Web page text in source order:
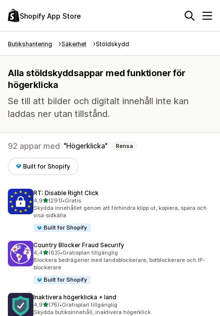
Shopify App Store
Butikshantering Säkerhet Stöldskydd
Alla stöldskyddsappar med funktioner för
högerklicka
Se till att bilder och digitalt innehåll inte kan
laddas ner utan tillstånd.
92 appar med Högerklicka Rensa
Built for Shopify
RT: Disable Right Click
4,9av 5 stjärnor
(291)
291 recensioner totalt
•Gratis
Skydda innehållet genom att förhindra klipp ut, kopiera, spara och
visa sidkälla
Built for Shopify
Country Blocker Fraud Securify
4,4av 5 stjärnor
(63)
63 recensioner totalt
•Gratisplan tillgänglig
Blockera bedrägerier med landsblockerare, botblockerare och IP-
blockerare
Built for Shopify
Inaktivera högerklicka + land
4,9av 5 stjärnor
(76)
76 recensioner totalt
•Gratisplan tillgänglig
Skydda butiksinnehåll, inaktivera högerklick